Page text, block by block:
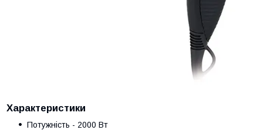
Характеристики
Потужність - 2000 Вт